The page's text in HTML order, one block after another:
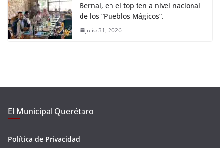
Bernal, en el top ten a nivel nacional
de los “Pueblos Mágicos”.
julio 31, 2026
El Municipal Querétaro
Política de Privacidad